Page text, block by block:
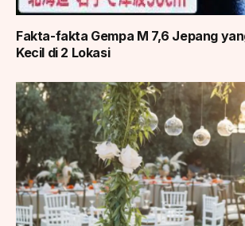
Fakta-fakta Gempa M 7,6 Jepang
Kecil di 2 Lokasi